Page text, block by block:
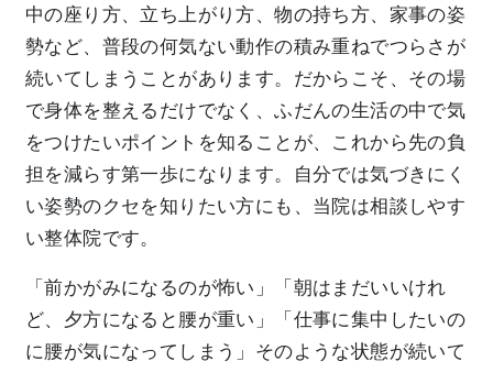
中の座り方、立ち上がり方、物の持ち方、家事の姿
勢など、普段の何気ない動作の積み重ねでつらさが
続いてしまうことがあります。だからこそ、その場
で身体を整えるだけでなく、ふだんの生活の中で気
をつけたいポイントを知ることが、これから先の負
担を減らす第一歩になります。自分では気づきにく
い姿勢のクセを知りたい方にも、当院は相談しやす
い整体院です。
「前かがみになるのが怖い」「朝はまだいいけれ
ど、夕方になると腰が重い」「仕事に集中したいの
に腰が気になってしまう」そのような状態が続いて